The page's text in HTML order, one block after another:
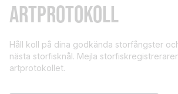
ARTPROTOKOLL
Håll koll på dina godkända storfångster
nästa storfisknål. Mejla
artprotokollet.